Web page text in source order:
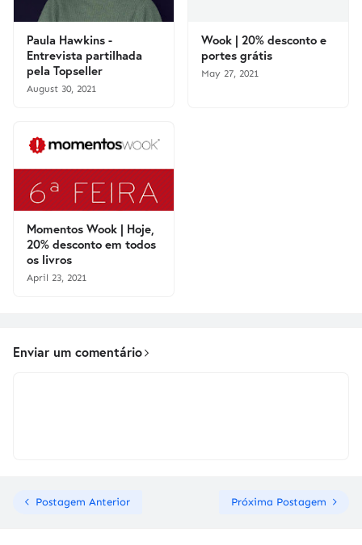
Paula Hawkins -
Entrevista partilhada
pela Topseller
August 30, 2021
Wook | 20% desconto e
portes grátis
May 27, 2021
Momentos Wook | Hoje,
20% desconto em todos
os livros
April 23, 2021
Enviar um comentário
Postagem Anterior Próxima Postagem